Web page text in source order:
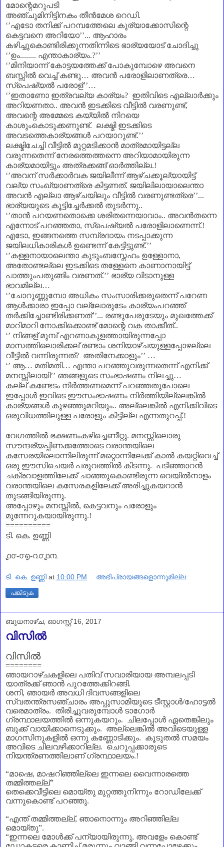
മോന്റെമറുപടി
അഞ്ചുമിനിട്ടിനകം തീൻമേശ റെഡി.
‘’എടോ തനിക്ക് പറമ്പത്തേലെ കുര്യാക്കോസിന്റെ
കെട്ടവനെ അറിയോ’’... ആഹാരം
കഴിച്ചുകൊണ്ടിരിക്കുന്നതിന്നിടെ ഭാര്യയോട് ചോദിച്ചു
‘’ഉം........ എന്താകാര്യം.?’’
‘’മിനിയാന്ന് കോട്ടയത്തേക്ക് പോകുമ്പോഴെ അവനെ
ബസ്സിൽ വെച്ച് കണ്ടു… അവൻ പരോളിലാണത്രെ…
സ്പെഷ്യൽ പരോള്‌’’…
‘’ഇതാണോ ഇത്രവല്യ കാര്യം? ഇതിവിടെ എല്ലാർക്കും
അറിയണതാ.. അവൻ ഇടക്കിടെ വീട്ടിൽ വരണുണ്ട്,
അവന്റെ അമ്മേടെ കയ്യിൽ നിറയെ
കാശുംകൊടുക്കണുണ്ട്. ലക്ഷ്മി ഇടക്കിടെ
അവടത്തെകാര്യങ്ങൾ പറയാറുണ്ട്.’’
ലക്ഷ്മിചേച്ചി വീട്ടിൽ മുറ്റമടിക്കാൻ മാത്രമായിട്ടല്ല
വരുന്നതെന്ന് നേരത്തെത്തന്നെ അറിയാമായിരുന്ന
കാര്യമായിട്ടും അത്രക്കങ്ങ് ഓർത്തില്ല.!
‘’അവന്‌ സർക്കാർവക ജയിലീന്ന് ആഴ്ചക്കൂല്യായിട്ട്
വല്യ സംഖ്യാണത്രെ കിട്ടണത്. ജയിലിലായാലെന്താ
അവൻ എല്ലാ ആഴ്ചയിലും വീട്ടിൽ വരണുണ്ടത്രെ’’...
ഭാര്യയുടെ കൂട്ടിച്ചേർക്കൽ തുടർന്നു..
‘’താൻ പറയണതൊക്കെ ശരിതന്നെയാവാം.. അവൻതന്നെ
എന്നോട് പറഞ്ഞതാ, സ്പെഷ്യൽ പരോളിലാണെന്ന്.!
എടോ, ഇങ്ങനത്തെ സമ്പ്രദായം നടപ്പാക്കുന്ന
ജയിലധികാരികൾ ഉണ്ടെന്ന് കേട്ടിട്ടുണ്ട്.’’
‘’കള്ളനായാലെന്താ കുടുംബസ്നേഹം ഉള്ളോനാ,
അതോണ്ടല്ലെ ഇടക്കിടെ തള്ളേനെ കാണാനായിട്ട്
പാത്തുംപതുങ്ങിം വരണത്.’’ ഭാര്യ വിടാനുള്ള
ഭാവമില്ല…
‘’ചോറുണ്ണുമ്പോ അധികം സംസാരിക്കരുതെന്ന് പറേണ
ആൾക്കാരാ ഇപ്പോ വല്ലോരുടേം കാര്യംപറഞ്ഞ്
തർക്കിച്ചോണ്ടിരിക്കണത്’’... രണ്ടുപേരുടേയും മുഖത്തേക്ക്
മാറിമാറി നോക്കിക്കൊണ്ട് മോന്റെ വക താക്കീത്..
‘’ നിങ്ങള്‌ മുമ്പ് എറണാകുളത്തായിരുന്നപ്പോ
മാസത്തിലൊരിക്കല്‌ രണ്ടാം ശനിയാഴ്ചയുള്ളപ്പോഴല്ലെ
വീട്ടിൽ വന്നിരുന്നത്? അതിനേക്കാളും’’ …
‘’ ആ… മതിമതി… എന്താ പറഞ്ഞുവരുന്നതെന്ന് എനിക്ക്
മനസ്സിലായി’’ ഞങ്ങളുടെ സംഭാഷണം നിലച്ചു…
കല്ല് കണ്ടേടം നിർത്തണമെന്ന് പറഞ്ഞതുപോലെ
ഇപ്പോൾ ഇവിടെ ഈസംഭാഷണം നിർത്തിയില്ലെങ്കിൽ
കാര്യങ്ങൾ കുഴഞ്ഞുമറിയും.. അല്ലെങ്കിൽ എനിക്കിവിടെ
ഒരുവിധത്തിലുള്ള പരോളും കിട്ടില്ല എന്നതുറപ്പ്.!
വേഗത്തിൽ ഭക്ഷണംകഴിച്ചെണീറ്റു. മനസ്സിലൊരു
സൗന്ദര്യപ്പിണക്കത്തോടെ വരാന്തയിലെ
കസേരയിലൊന്നിലിരുന്ന് മറ്റൊന്നിലേക്ക് കാൽ കയറ്റിവെച്ച്
ഒരു ഈസിചെയർ പരുവത്തിൽ കിടന്നു. പടിഞ്ഞാറൻ
ചക്രവാളത്തിലേക്ക് ചാഞ്ഞുകൊണ്ടിരുന്ന വെയിൽനാളം
വരാന്തയിലെ കസേരകളിലേക്ക് അരിച്ചുകയറാൻ
തുടങ്ങിയിരുന്നു.
അപ്പോഴും മനസ്സിൽ, കെട്ടവനും പരോളും
മുന്നേറുകയായിരുന്നു.!
==========
ടി. കെ. ഉണ്ണി
൧൦-൦൭-൨൦൧൩
ടി. കെ. ഉണ്ണി at 10:00 PM അഭിപ്രായങ്ങളൊന്നുമില്ല:
പങ്കിടുക
ബുധനാഴ്‌ച, ഓഗസ്റ്റ് 16, 2017
വിസില്‍
വിസിൽ
========
ഞായറാഴ്ചകളിലെ പതിവ് സവാരിയായ അമ്പലപ്പടി
യാത്രക്ക് ഞാൻ പുറത്തേക്കിറങ്ങി.
ശനി, ഞായർ അവധി ദിവസങ്ങളിലെ
സ്വതന്ത്രസഞ്ചാരം അപ്പുസാമിയുടെ ടീസ്റ്റാൾ/ഹോട്ടൽ
വരെമാത്രം. തിരിച്ചുവരുമ്പോൾ ടാഗോർ
ഗ്രന്ഥാലയത്തിൽ ഒന്നുകയറും. ചിലപ്പോൾ ഏതെങ്കിലും
ബുക്ക് വായിക്കാനെടുക്കും. അല്ലെങ്കിൽ അവിടെയുള്ള
മാഗസിനുകളിൽ ഒന്നു കണ്ണോടിക്കും. കൂടുതൽ സമയം
അവിടെ ചിലവഴിക്കാറില്ല. ചെറുപ്പക്കാരുടെ
നിയന്ത്രണത്തിലാണ്‌ ഗ്രന്ഥാലയം.!
“മാഷെ, മാഷറിഞ്ഞില്ലെ ഇന്നലെ വൈന്നാരത്തെ
തമ്മിത്തല്ല്”
തെക്കെവീട്ടിലെ മൊയ്തു മുറ്റത്തുനിന്നും റോഡിലേക്ക്
വന്നുകൊണ്ട് പറഞ്ഞു.
“എന്ത് തമ്മിത്തല്ല്, ഞാനൊന്നും അറിഞ്ഞില്ല
മൊയ്തു”.
“ഇന്നലെ മോൾക്ക് പന്യായിരുന്നു, അവളേം കൊണ്ട്